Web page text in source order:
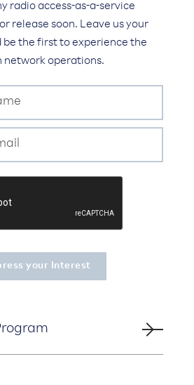
radio access-as-a-service
release soon. Leave us your
be the first to experience the
network operations.